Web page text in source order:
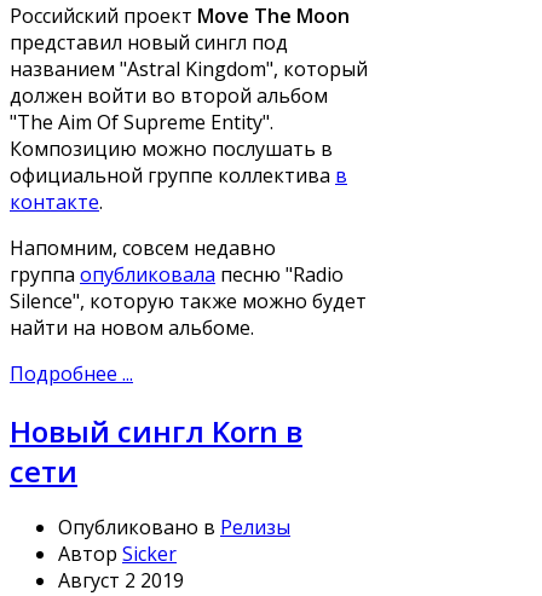
Российский проект Move The Moon
представил новый сингл под
названием "Astral Kingdom", который
должен войти во второй альбом
"The Aim Of Supreme Entity".
Композицию можно послушать в
официальной группе коллектива в
контакте.
Напомним, совсем недавно
группа опубликовала песню "Radio
Silence", которую также можно будет
найти на новом альбоме.
Подробнее ...
Новый сингл Korn в
сети
Опубликовано в Релизы
Автор Sicker
Август 2 2019